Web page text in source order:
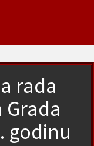
rada
Grada
godinu